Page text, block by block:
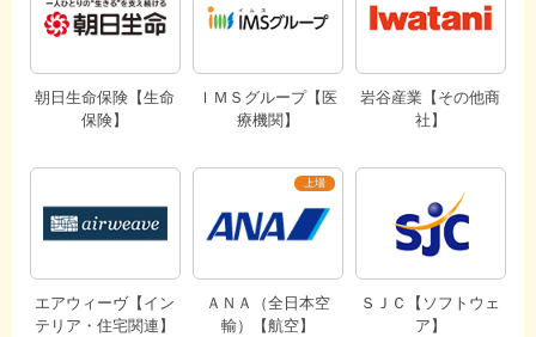
朝日生命保険【生命
保険】
ＩＭＳグループ【医
療機関】
岩谷産業【その他商
社】
エアウィーヴ【イン
テリア・住宅関連】
ＡＮＡ（全日本空
輸）【航空】
ＳＪＣ【ソフトウェ
ア】